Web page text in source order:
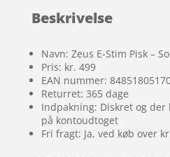
Beskrivelse
Navn: Zeus E-Stim Pisk –
Pris: kr. 499
EAN nummer:
Returret: 365 dage
Indpakning: Diskret og
på kontoudtoget
Fri fragt: Ja, ved køb over